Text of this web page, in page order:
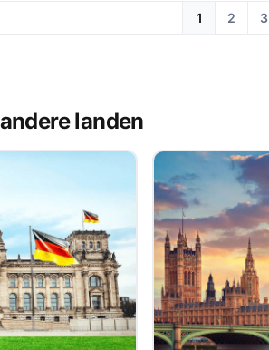
1 2 3
landen